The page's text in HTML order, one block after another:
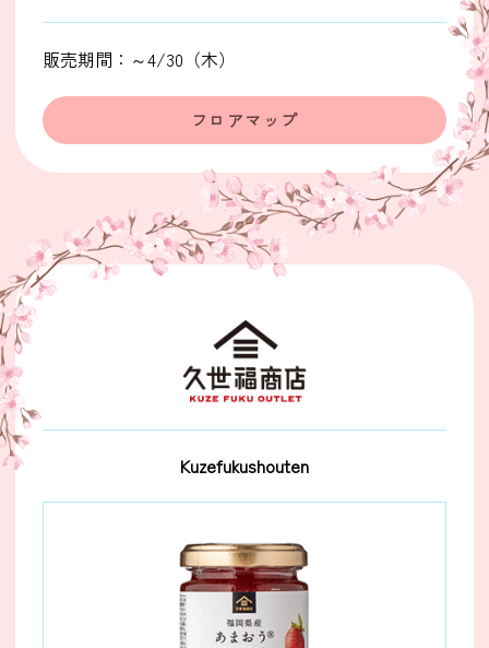
販売期間：～4/30（木）
フロアマップ
Kuzefukushouten